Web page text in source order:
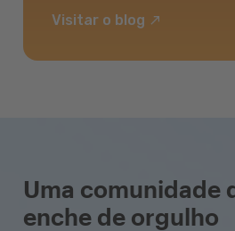
Visitar o blog
Uma comunidade
enche de orgulho